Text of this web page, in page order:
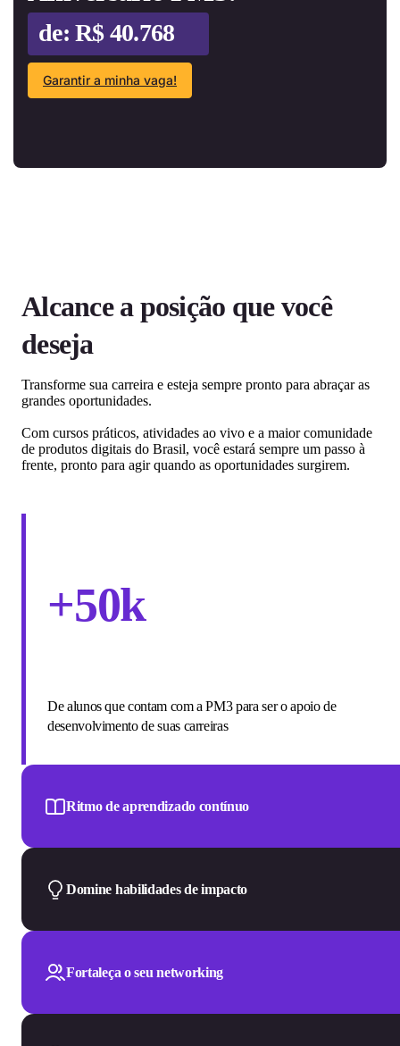
Garantir a minha vaga!
Alcance a posição que você
deseja
Transforme sua carreira e esteja sempre pronto para abraçar as
grandes oportunidades.
Com cursos práticos, atividades ao vivo e a maior comunidade
de produtos digitais do Brasil, você estará sempre um passo à
frente, pronto para agir quando as oportunidades surgirem.
+50k
De alunos que contam com a PM3 para ser o apoio de
desenvolvimento de suas carreiras
Ritmo de aprendizado contínuo
Domine habilidades de impacto
Fortaleça o seu networking